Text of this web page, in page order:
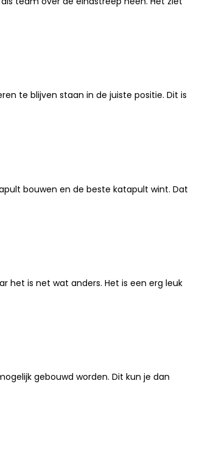
te blijven staan in de juiste positie. Dit is
bouwen en de beste katapult wint. Dat
het is net wat anders. Het is een erg leuk
gebouwd worden. Dit kun je dan